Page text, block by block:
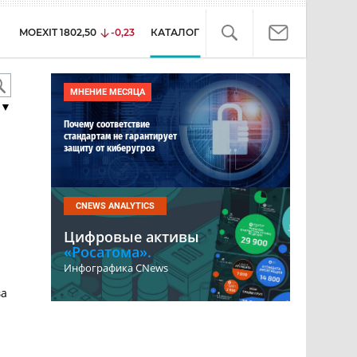
MOEXIT 1802,50 -0,23 КАТАЛОГ
МНЕНИЕ МЕСЯЦА
Почему соответствие
стандартам не гарантирует
защиту от киберугроз
CNEWS ANALYTICS
Цифровые активы
«Росатома».
Инфографика CNews